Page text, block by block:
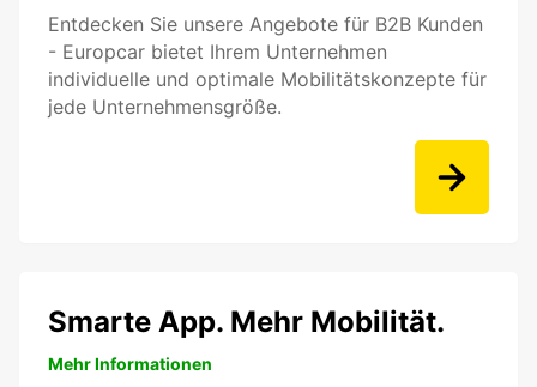
Entdecken Sie unsere Angebote für B2B Kunden
- Europcar bietet Ihrem Unternehmen
individuelle und optimale Mobilitätskonzepte für
jede Unternehmensgröße.
Smarte App. Mehr Mobilität.
Mehr Informationen